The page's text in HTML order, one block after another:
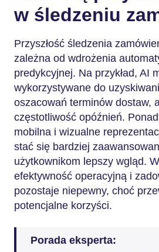
w śledzeniu
Przyszłość śledzenia
zależna od wdrożenia
predykcyjnej. Na przykład, AI
wykorzystywane do
oszacowań terminów dostaw,
częstotliwość opóźnień.
mobilna i wizualne
stać się bardziej
użytkownikom lepszy wgląd.
efektywność operacyjną i
pozostaje niepewny, choć
potencjalne korzyści.
Porada eksperta: